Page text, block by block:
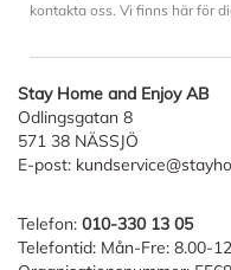
kontakta oss. Vi finns här för
Stay Home and Enjoy AB
Odlingsgatan 8
571 38 NÄSSJÖ
E-post:
Telefon: 010-330 13 05
Telefontid: Mån-Fre: 8.00-